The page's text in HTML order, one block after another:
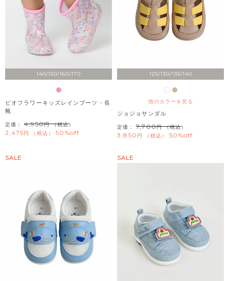
140/150/160/170
ビオフラワーキッズレインブーツ・長
靴
定価： 4,950 （税込）
2,475 税込 50%off
125/130/135/140
他のカラーを見る
ジョジョサンダル
定価： 7,700 （税込）
3,850 税込 50%off
SALE SALE